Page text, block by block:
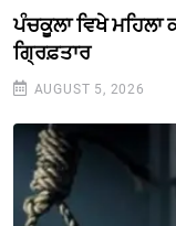
ਪੰਚਕੂਲਾ ਵਿਖੇ
ਗ੍ਰਿਫ਼ਤਾਰ
AUGUST 5, 2026